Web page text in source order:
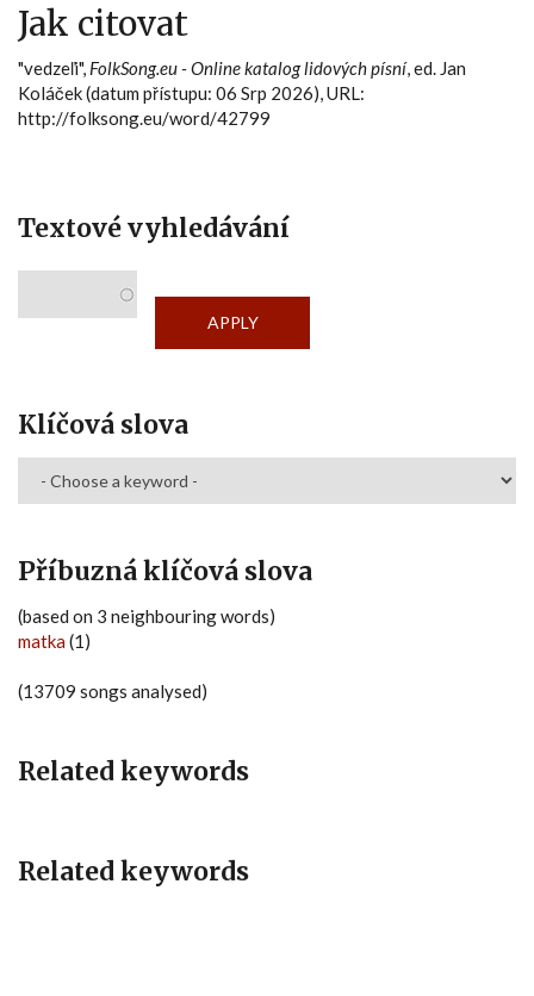
Jak citovat
"vedzeľi", FolkSong.eu - Online katalog lidových písní, ed. Jan
Koláček (datum přístupu: 06 Srp 2026), URL:
http://folksong.eu/word/42799
Textové vyhledávání
Klíčová slova
Příbuzná klíčová slova
(based on 3 neighbouring words)
matka(1)
(13709 songs analysed)
Related keywords
Related keywords